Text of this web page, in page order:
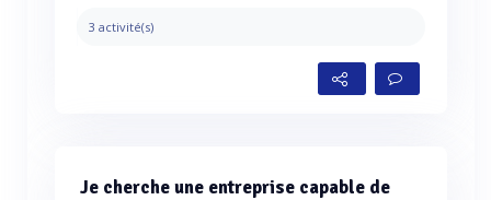
3 activité(s)
Je cherche une entreprise capable de